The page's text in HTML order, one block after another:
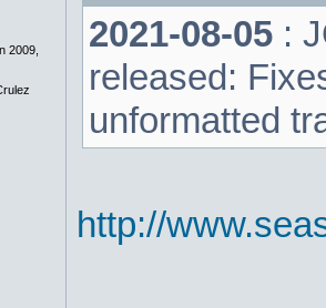
2009,
2021-08-05 :
released:
unformatted
http://